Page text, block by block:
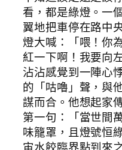
看，都是綠燈。一
翼地把車停在路中
燈大喊：「喂！你
紅一下啊！我要向
沾沾感覺到一陣心
的「咕嚕」聲，與
謀而合。他想起家
第一句：「當世間
味籠罩，且燈號恒